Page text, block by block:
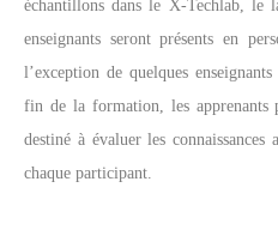
échantillons dans le X-Techlab, le
enseignants seront présents en
l’exception de quelques
fin de la formation, les apprenants
destiné à évaluer les
chaque participant.